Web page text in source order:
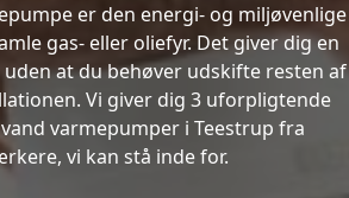
er den energi- og miljøvenlige
gas- eller oliefyr. Det giver dig en
at du behøver udskifte resten af
Vi giver dig 3 uforpligtende
varmepumper i Teestrup fra
vi kan stå inde for.